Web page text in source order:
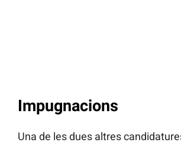
Impugnacions
Una de les dues altres